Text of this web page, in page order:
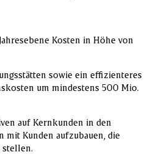
Kosten in Höhe von
sowie ein effizienteres
um mindestens 500 Mio.
auf Kernkunden in den
mit Kunden aufzubauen, die